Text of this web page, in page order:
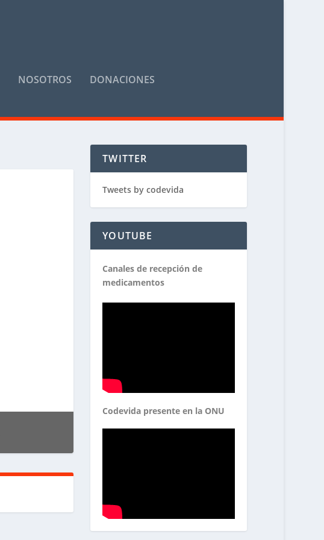
NOSOTROS DONACIONES
TWITTER
Tweets by codevida
YOUTUBE
Canales de recepción de
medicamentos
Codevida presente en la ONU